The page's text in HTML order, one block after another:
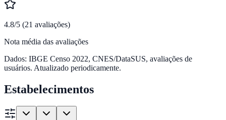
4.8/5 (21 avaliações)
Nota média das avaliações
Dados: IBGE Censo 2022, CNES/DataSUS, avaliações de
usuários. Atualizado periodicamente.
Estabelecimentos